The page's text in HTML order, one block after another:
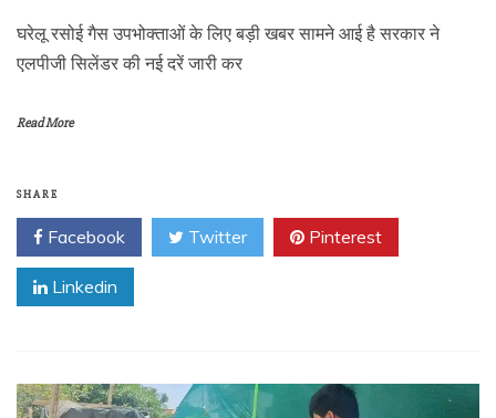
घरेलू रसोई गैस उपभोक्ताओं के लिए बड़ी खबर सामने आई है सरकार ने
एलपीजी सिलेंडर की नई दरें जारी कर
Read More
SHARE
Facebook Twitter Pinterest
Linkedin